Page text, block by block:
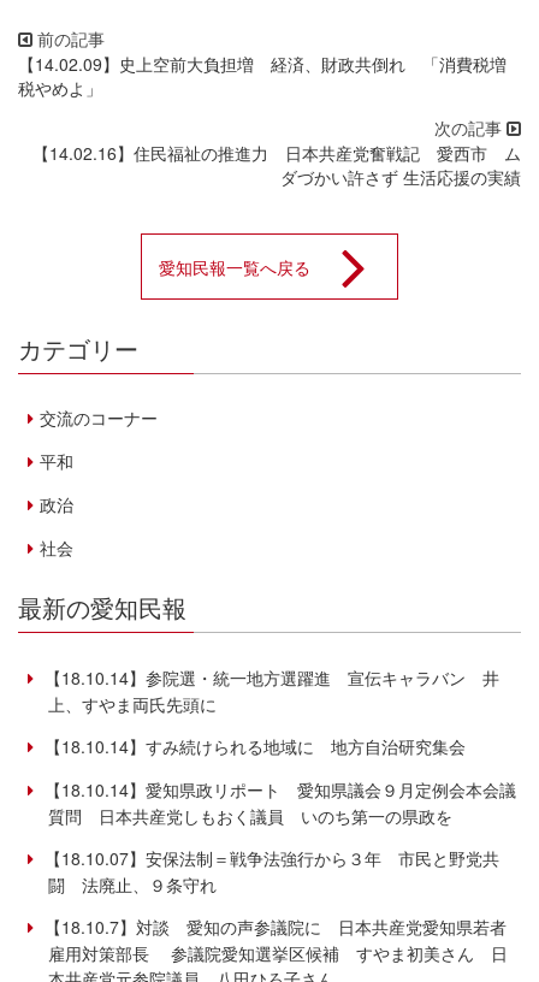
【14.02.09】史上空前大負担増 経済、財政共倒れ 「消費税増
税やめよ」
【14.02.16】住民福祉の推進力 日本共産党奮戦記 愛西市 ム
ダづかい許さず 生活応援の実績
愛知民報一覧へ戻る
カテゴリー
交流のコーナー
平和
政治
社会
最新の愛知民報
【18.10.14】参院選・統一地方選躍進 宣伝キャラバン 井
上、すやま両氏先頭に
【18.10.14】すみ続けられる地域に 地方自治研究集会
【18.10.14】愛知県政リポート 愛知県議会９月定例会本会議
質問 日本共産党しもおく議員 いのち第一の県政を
【18.10.07】安保法制＝戦争法強行から３年 市民と野党共
闘 法廃止、９条守れ
【18.10.7】対談 愛知の声参議院に 日本共産党愛知県若者
雇用対策部長 参議院愛知選挙区候補 すやま初美さん 日